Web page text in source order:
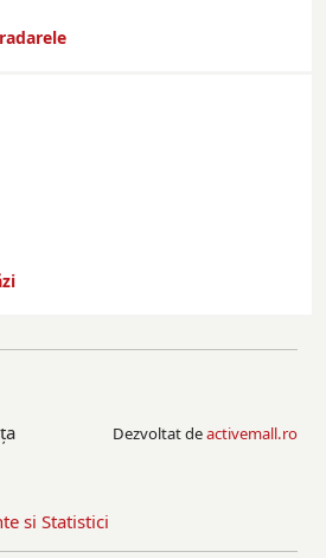
Dezvoltat deactivemall.ro